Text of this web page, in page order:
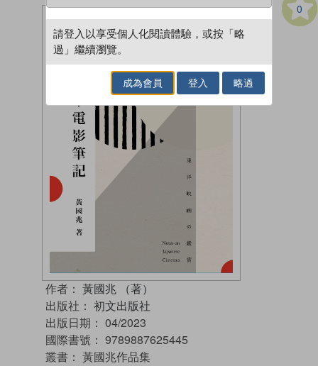
0
作者： 黃國兆 （著）
出版社： 初文出版社
出版日期： 04/2023
國際書號： 9789887625445
叢書： 黃國兆作品集
請登入以享受個人化閱讀體驗，或按「略
過」繼續瀏覽。
成為會員 登入 略過